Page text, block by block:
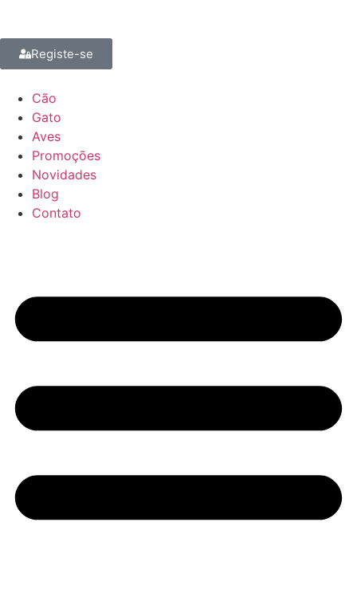
Registe-se
Cão
Gato
Aves
Promoções
Novidades
Blog
Contato